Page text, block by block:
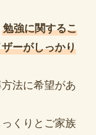
勉強に関するこ
ーがしっかり
法に希望があ
くりとご家族